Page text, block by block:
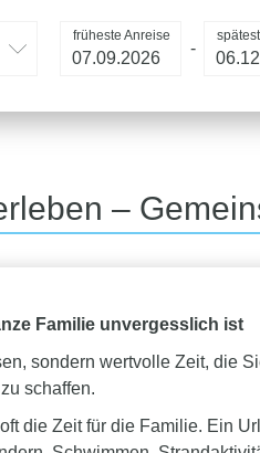
früheste Anreise
-
–
Familie unvergesslich ist
sondern wertvolle Zeit, die
schaffen.
die Zeit für die Familie. Ein